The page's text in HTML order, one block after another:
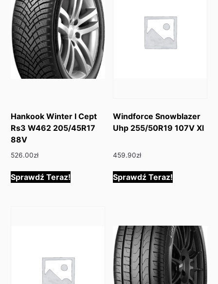
Hankook Winter I Cept
Rs3 W462 205/45R17
88V
526.00zł
Sprawdź Teraz!
Windforce Snowblazer
Uhp 255/50R19 107V Xl
459.90zł
Sprawdź Teraz!